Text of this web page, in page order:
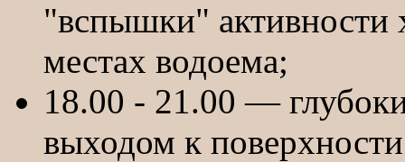
"вспышки"
местах водоема;
18.00 - 21.00 —
выходом к